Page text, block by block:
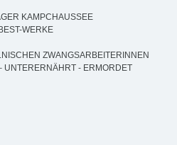
KAMPCHAUSSEE
WERKE
ZWANGSARBEITERINNEN
UNTERERNÄHRT - ERMORDET